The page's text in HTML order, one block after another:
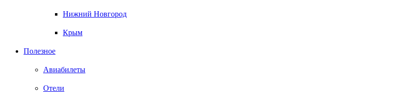
Нижний Новгород
Крым
Полезное
Авиабилеты
Отели